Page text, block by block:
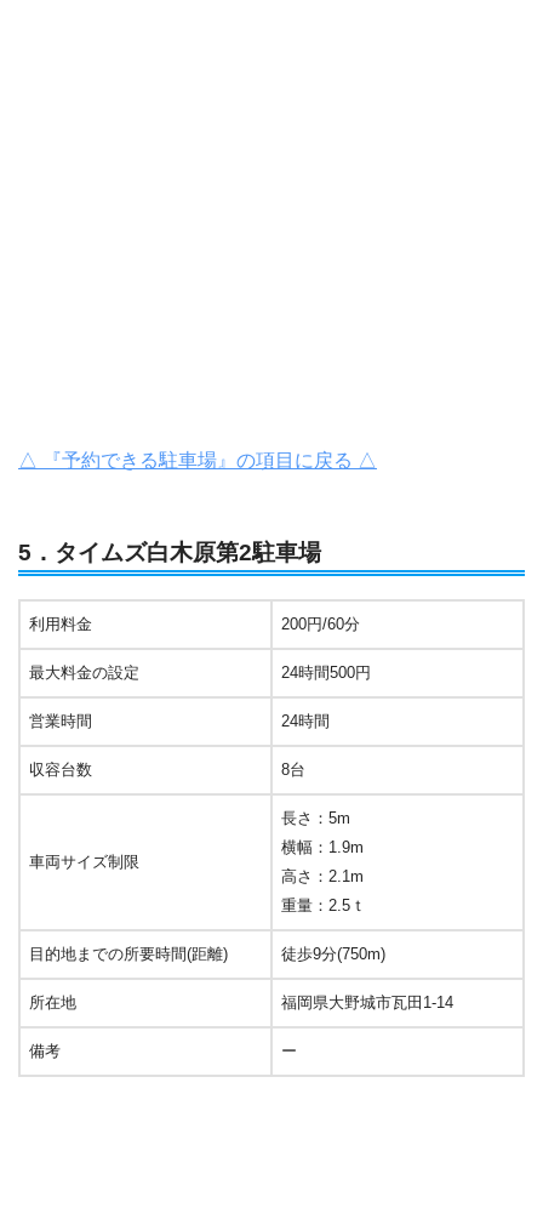
△ 『予約できる駐車場』の項目に戻る △
5．タイムズ白木原第2駐車場
利用料金 200円/60分
最大料金の設定 24時間500円
営業時間 24時間
収容台数 8台
車両サイズ制限
長さ：5m
横幅：1.9m
高さ：2.1m
重量：2.5ｔ
目的地までの所要時間(距離) 徒歩9分(750m)
所在地 福岡県大野城市瓦田1-14
備考 ー